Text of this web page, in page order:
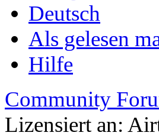
Deutsch
Als gelesen
Hilfe
Community
Lizensiert an: